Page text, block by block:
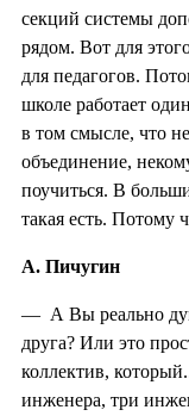
секций системы
рядом. Вот для
для педагогов.
школе работает
в том смысле, что
объединение,
поучиться. В
такая есть. Потому
А. Пичугин
— А Вы реально
друга? Или это
коллектив,
инженера, три